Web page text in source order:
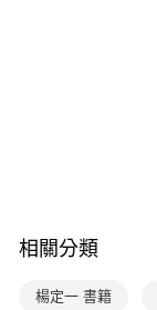
相關分類
楊定一 書籍